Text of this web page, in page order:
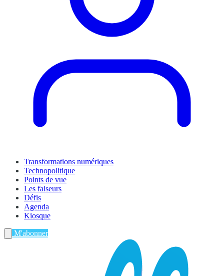
Transformations numériques
Technopolitique
Points de vue
Les faiseurs
Défis
Agenda
Kiosque
M'abonner